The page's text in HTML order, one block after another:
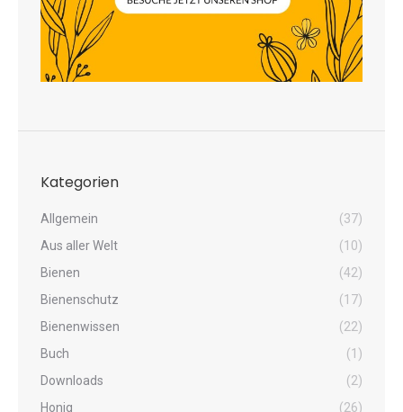
Kategorien
Allgemein
(37)
Aus aller Welt
(10)
Bienen
(42)
Bienenschutz
(17)
Bienenwissen
(22)
Buch
(1)
Downloads
(2)
Honig
(26)